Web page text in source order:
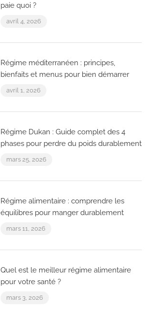
paie quoi ?
avril 4, 2026
Régime méditerranéen : principes,
bienfaits et menus pour bien démarrer
avril 1, 2026
Régime Dukan : Guide complet des 4
phases pour perdre du poids durablement
mars 25, 2026
Régime alimentaire : comprendre les
équilibres pour manger durablement
mars 11, 2026
Quel est le meilleur régime alimentaire
pour votre santé ?
mars 3, 2026